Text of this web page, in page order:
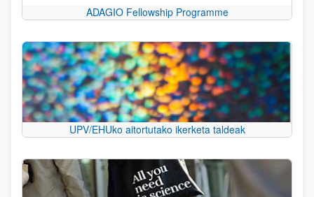
ADAGIO Fellowship Programme
UPV/EHUko aitortutako ikerketa taldeak